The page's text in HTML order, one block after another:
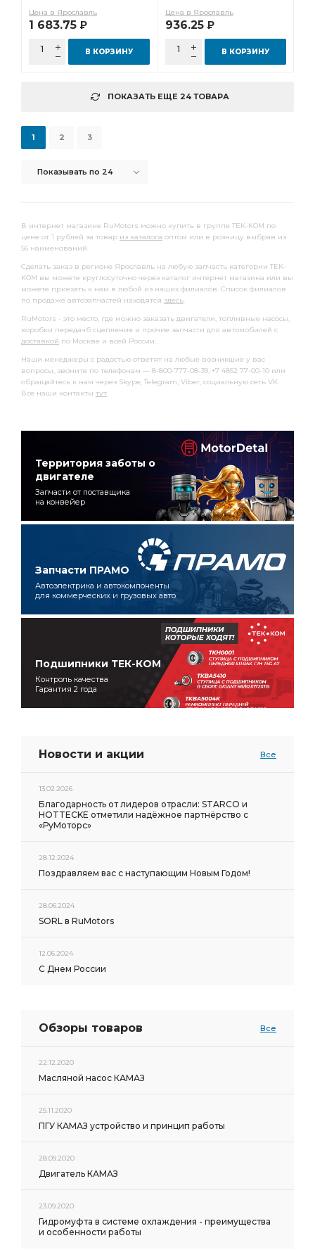
Цена в Ярославль
1 683.75 Р
В КОРЗИНУ
Цена в Ярославль
936.25 Р
В КОРЗИНУ
ПОКАЗАТЬ ЕЩЕ 24 ТОВАРА
Показывать по 24
1 2 3
В интернет магазине RuMotors можно купить в группе TEK-KOM по
цене от 1 рублей за товар из каталога оптом или в розницу выбрав из
56 наименований.
Сделать заказ в регионе Ярославль на любую запчасть категории TEK-
KOM вы можете круглосуточно через каталог интернет магазина или вы
можете приехать к нам в любой из наших филиалов. Список филиалов
по продаже автозапчастей находятся здесь.
RuMotors - это место, где можно заказать двигатели, топливные насосы,
коробки передачб сцепление и прочие запчасти для автомобилей с
доставкой по Москве и всей России.
Наши менеджеры с радостью ответят на любые возникшие у вас
вопросы, звоните по телефонам — 8-800-777-08-39, +7 4852 77-00-10 или
обращайтесь к нам через Skype, Telegram, Viber, социальную сеть VK.
Все наши контакты тут.
Территория заботы о
двигателе
Запчасти от поставщика
на конвейер
Запчасти ПРАМО
Автоэлектрика и автокомпоненты
для коммерческих и грузовых авто
Подшипники ТЕК-КОМ
Контроль качества
Гарантия 2 года
Новости и акции Все
13.02.2026
Благодарность от лидеров отрасли: STARCO и
HOTTECKE отметили надёжное партнёрство с
«РуМоторс»
28.12.2024
Поздравляем вас с наступающим Новым Годом!
28.06.2024
SORL в RuMotors
12.06.2024
С Днем России
Обзоры товаров Все
22.12.2020
Масляной насос КАМАЗ
25.11.2020
ПГУ КАМАЗ устройство и принцип работы
28.09.2020
Двигатель КАМАЗ
23.09.2020
Гидромуфта в системе охлаждения - преимущества
и особенности работы